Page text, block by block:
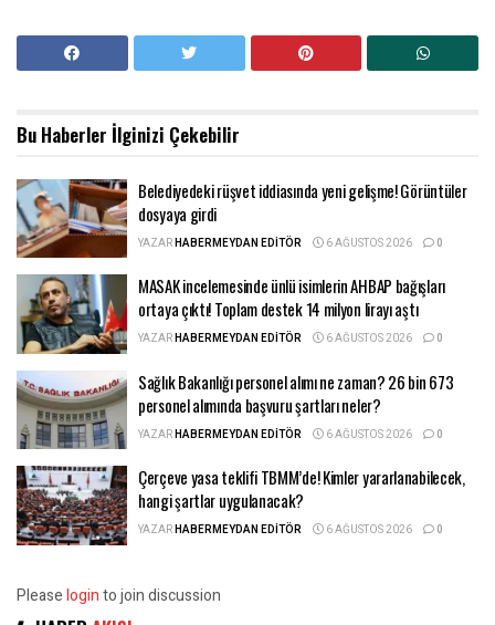
Bu Haberler İlginizi Çekebilir
Belediyedeki rüşvet iddiasında yeni gelişme! Görüntüler
dosyaya girdi
YAZARHABERMEYDAN EDITÖR 6 AĞUSTOS 2026 0
MASAK incelemesinde ünlü isimlerin AHBAP bağışları
ortaya çıktı! Toplam destek 14 milyon lirayı aştı
YAZARHABERMEYDAN EDITÖR 6 AĞUSTOS 2026 0
Sağlık Bakanlığı personel alımı ne zaman? 26 bin 673
personel alımında başvuru şartları neler?
YAZARHABERMEYDAN EDITÖR 6 AĞUSTOS 2026 0
Çerçeve yasa teklifi TBMM’de! Kimler yararlanabilecek,
hangi şartlar uygulanacak?
YAZARHABERMEYDAN EDITÖR 6 AĞUSTOS 2026 0
Pleaseloginto join discussion